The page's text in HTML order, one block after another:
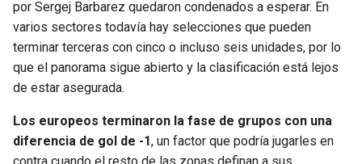
por Sergej Barbarez quedaron condenados a esperar. En
varios sectores todavía hay selecciones que pueden
terminar terceras con cinco o incluso seis unidades, por lo
que el panorama sigue abierto y la clasificación está lejos
de estar asegurada.
Los europeos terminaron la fase de grupos con una
diferencia de gol de -1, un factor que podría jugarles en